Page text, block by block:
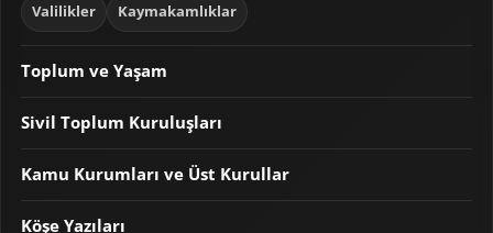
Valilikler Kaymakamlıklar
Toplum ve Yaşam
Sivil Toplum Kuruluşları
Kamu Kurumları ve Üst Kurullar
Köşe Yazıları